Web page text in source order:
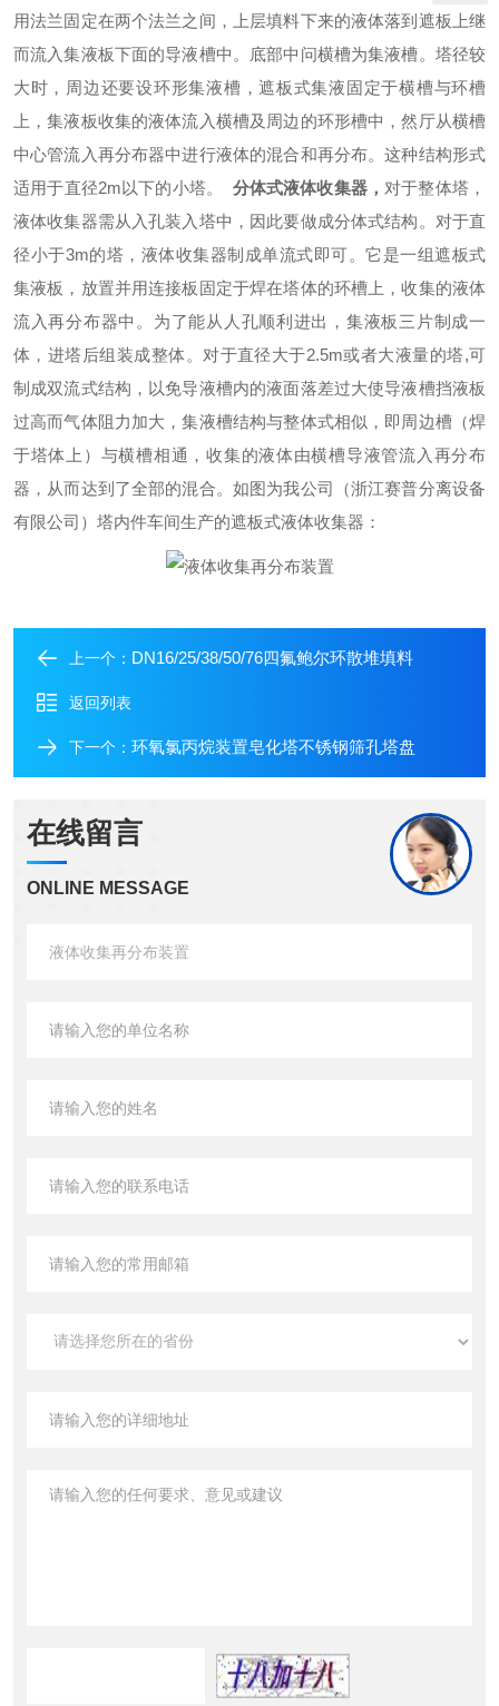
用法兰固定在两个法兰之间，上层填料下来的液体落到遮板上继
而流入集液板下面的导液槽中。底部中问横槽为集液槽。塔径较
大时，周边还要设环形集液槽，遮板式集液固定于横槽与环槽
上，集液板收集的液体流入横槽及周边的环形槽中，然厅从横槽
中心管流入再分布器中进行液体的混合和再分布。这种结构形式
适用于直径2m以下的小塔。 分体式液体收集器， 对于整体塔，
液体收集器需从入孔装入塔中，因此要做成分体式结构。对于直
径小于3m的塔，液体收集器制成单流式即可。它是一组遮板式
集液板，放置并用连接板固定于焊在塔体的环槽上，收集的液体
流入再分布器中。为了能从人孔顺利进出，集液板三片制成一
体，进塔后组装成整体。对于直径大于2.5m或者大液量的塔,可
制成双流式结构，以免导液槽内的液面落差过大使导液槽挡液板
过高而气体阻力加大，集液槽结构与整体式相似，即周边槽（焊
于塔体上）与横槽相通，收集的液体由横槽导液管流入再分布
器，从而达到了全部的混合。如图为我公司（浙江赛普分离设备
有限公司）塔内件车间生产的遮板式液体收集器：
上一个： DN16/25/38/50/76四氟鲍尔环散堆填料
返回列表
下一个： 环氧氯丙烷装置皂化塔不锈钢筛孔塔盘
在线留言
ONLINE MESSAGE